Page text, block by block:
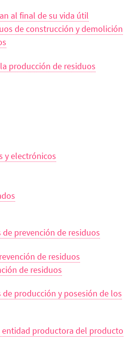
al final de su vida útil
de construcción y demolición
producción de residuos
y electrónicos
prevención de residuos
de residuos
de residuos
producción y posesión de los
entidad productora del producto